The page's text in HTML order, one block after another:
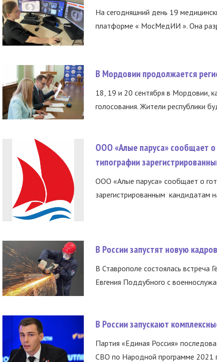
На сегодняшний день 19
платформе « МосМедИИ ». Она
В Мордовии продолжается
18, 19 и 20 сентября в Мордовии,
голосования. Жители республики
ООО «Алые паруса» сообщает о
типографии
ООО «Алые паруса» сообщает о
зарегистрированным кандидатам
В России запустят новую
В Ставрополе состоялась встреча
Евгения Поддубного с
В России запускают
Партия «Единая Россия»
СВО по Народной программе 2021